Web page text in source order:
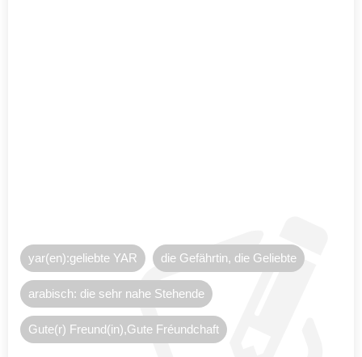
yar(en):geliebte YAR die Gefährtin, die Geliebte
arabisch: die sehr nahe Stehende
Gute(r) Freund(in),Gute Fréundchaft